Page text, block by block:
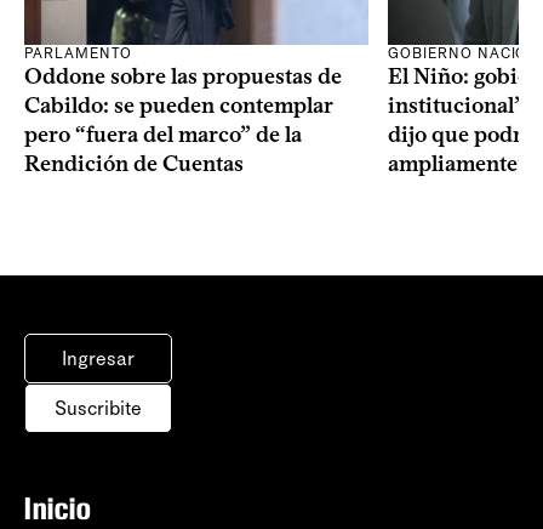
PARLAMENTO
Oddone sobre las propuestas de
Cabildo: se pueden contemplar
pero “fuera del marco” de la
Rendición de Cuentas
GOBIERNO
El Niño:
institucional”
dijo que
ampliamente”
Ingresar
Suscribite
Inicio